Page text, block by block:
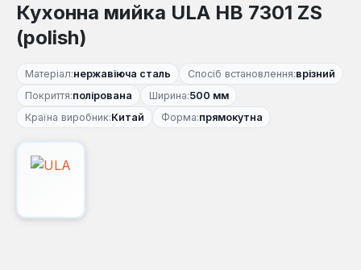
Кухонна мийка ULA HB 7301 ZS
(polish)
Матеріал:нержавіюча сталь Спосіб встановлення:врізний
Покриття:полірована Ширина:500 мм
Країна виробник:Китай Форма:прямокутна